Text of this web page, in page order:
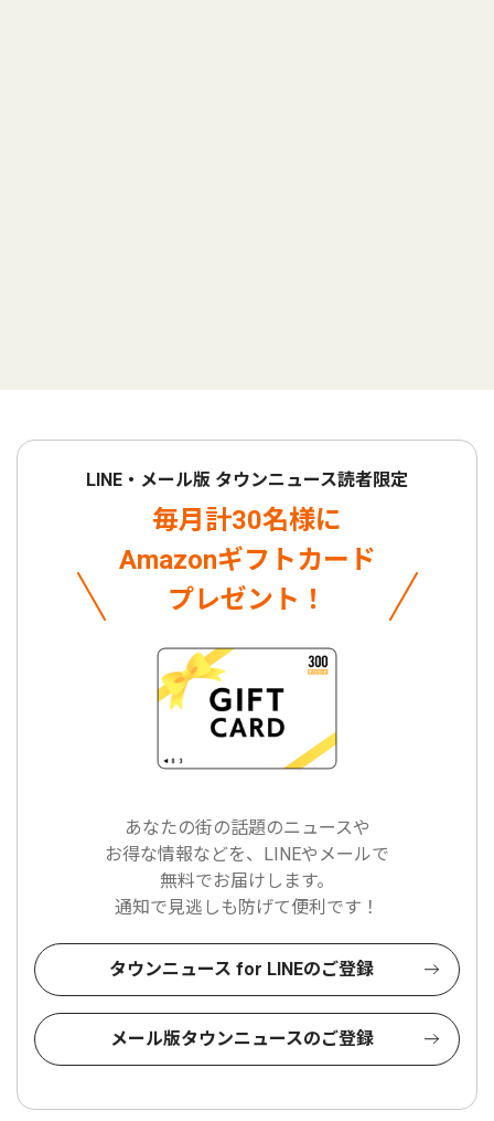
LINE・メール版 タウンニュース読者限定
毎月計30名様に
Amazonギフトカード
プレゼント！
あなたの街の話題のニュースや
お得な情報などを、LINEやメールで
無料でお届けします。
通知で見逃しも防げて便利です！
タウンニュース for LINEのご登録
メール版タウンニュースのご登録